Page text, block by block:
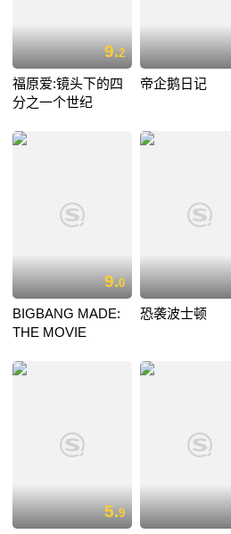
9.2
福原爱:镜头下的四
分之一个世纪
帝企鹅日记
9.0
BIGBANG MADE:
THE MOVIE
恐袭波士顿
5.9